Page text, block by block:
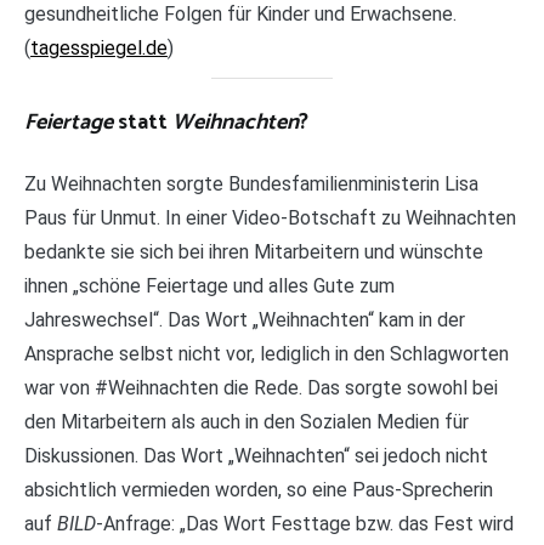
gesundheitliche Folgen für Kinder und Erwachsene.
(tagesspiegel.de)
Feiertagestatt Weihnachten?
Zu Weihnachten sorgte Bundesfamilienministerin Lisa
Paus für Unmut. In einer Video-Botschaft zu Weihnachten
bedankte sie sich bei ihren Mitarbeitern und wünschte
ihnen „schöne Feiertage und alles Gute zum
Jahreswechsel“. Das Wort „Weihnachten“ kam in der
Ansprache selbst nicht vor, lediglich in den Schlagworten
war von #Weihnachten die Rede. Das sorgte sowohl bei
den Mitarbeitern als auch in den Sozialen Medien für
Diskussionen. Das Wort „Weihnachten“ sei jedoch nicht
absichtlich vermieden worden, so eine Paus-Sprecherin
auf BILD-Anfrage: „Das Wort Festtage bzw. das Fest wird